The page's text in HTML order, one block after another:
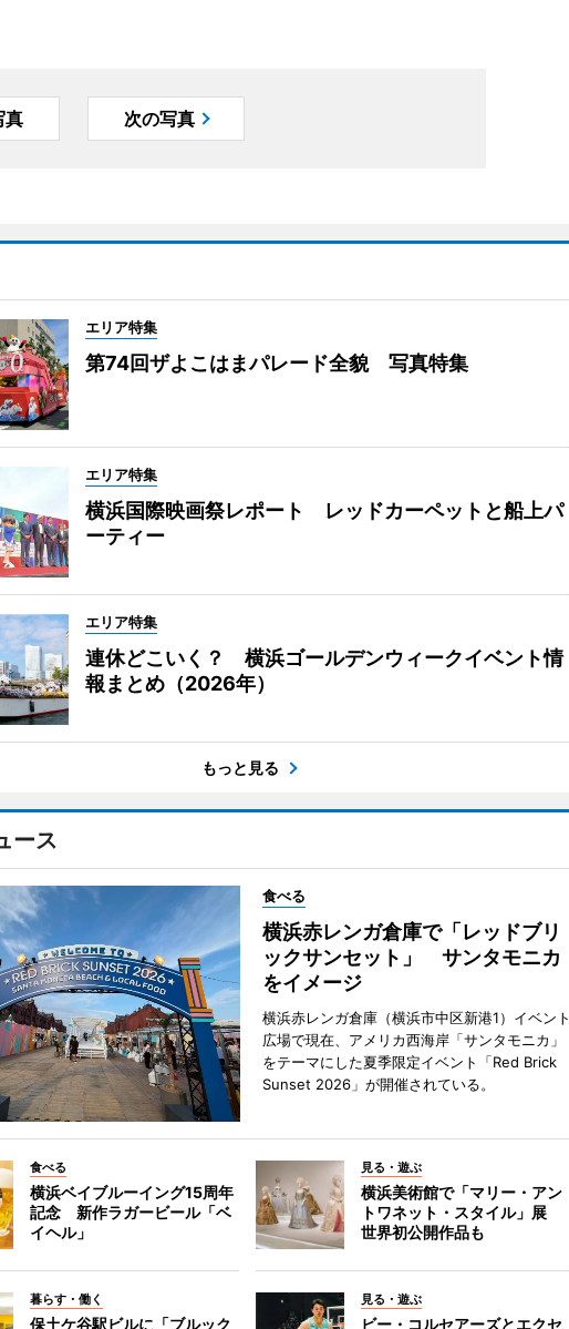
真 次の写真
エリア特集
第74回ザよこはまパレード全貌 写真特集
エリア特集
横浜国際映画祭レポート レッドカーペットと船上パ
ーティー
エリア特集
連休どこいく？ 横浜ゴールデンウィークイベント情
報まとめ（2026年）
もっと見る
ース
食べる
横浜赤レンガ倉庫で「レッドブリ
ックサンセット」 サンタモニカ
をイメージ
横浜赤レンガ倉庫（横浜市中区新港1）イベント
広場で現在、アメリカ西海岸「サンタモニカ」
をテーマにした夏季限定イベント「Red Brick
Sunset 2026」が開催されている。
食べる
横浜ベイブルーイング15周年
記念 新作ラガービール「ベ
イヘル」
見る・遊ぶ
横浜美術館で「マリー・アン
トワネット・スタイル」展
世界初公開作品も
暮らす・働く
保土ケ谷駅ビルに「ブルック
見る・遊ぶ
ビー・コルセアーズとエクセ